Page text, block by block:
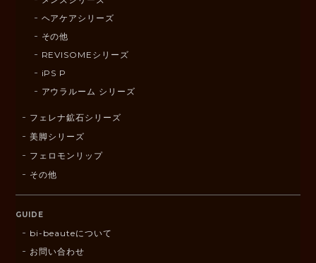
ヘアケアシリーズ
その他
REVISOMEシリーズ
iPS P
アウラルーム シリーズ
フェレナ鉱石シリーズ
美脚シリーズ
フェロモンリップ
その他
GUIDE
bi-beauteについて
お問い合わせ